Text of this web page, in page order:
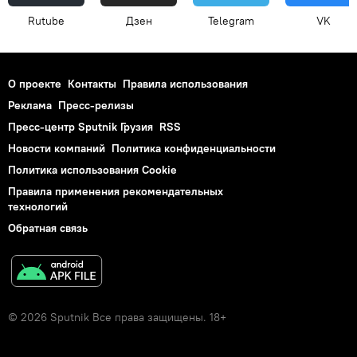
Rutube Дзен Telegram VK
О проекте Контакты Правила использования
Реклама Пресс-релизы
Пресс-центр Sputnik Грузия RSS
Новости компаний Политика конфиденциальности
Политика использования Cookie
Правила применения рекомендательных
технологий
Обратная связь
© 2026 Sputnik Все права защищены. 18+